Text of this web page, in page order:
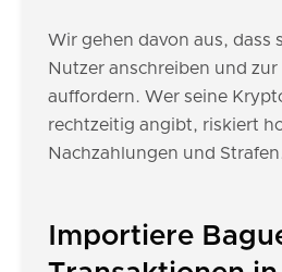
Wir gehen davon aus, dass
Nutzer anschreiben und
auffordern. Wer seine
rechtzeitig angibt, riskiert
Nachzahlungen und
Importiere